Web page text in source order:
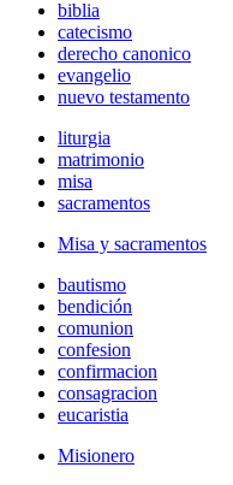
biblia
catecismo
derecho canonico
evangelio
nuevo testamento
liturgia
matrimonio
misa
sacramentos
Misa y sacramentos
bautismo
bendición
comunion
confesion
confirmacion
consagracion
eucaristia
Misionero